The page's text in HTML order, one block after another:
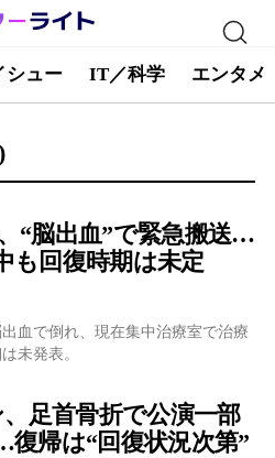
シュー IT／科学 エンタメ
“脳出血”で緊急搬送…
も回復時期は未定
血で倒れ、現在集中治療室で治療
未発表。
足首骨折で公演一部
帰は“回復状況次第”